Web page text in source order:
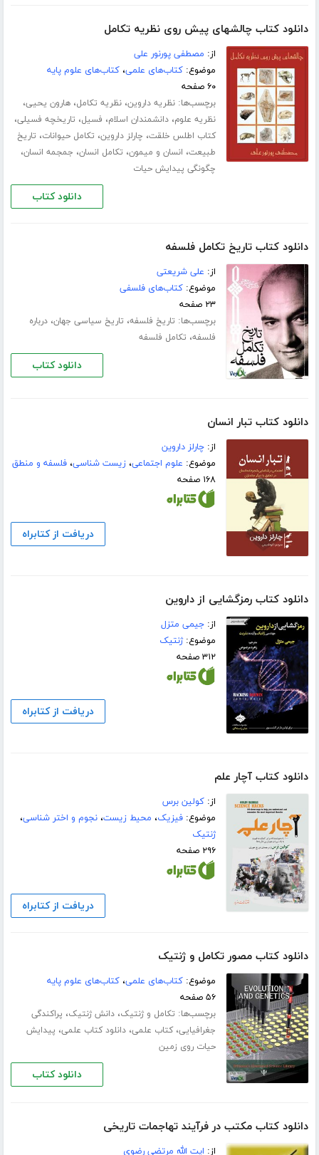
دانلود کتاب چالشهای پیش روی نظریه تکامل
از: مصطفی پورنور علی
موضوع:کتاب‌های علمی،کتاب‌های علوم پایه
۶۰ صفحه
برچسب‌ها:نظریه داروین،نظریه تکامل،هارون یحیی،
نظریه علوم،دانشمندان اسلام، فسیل، تاریخچه فسیلی،
کتاب اطلس خلقت، چارلز داروین، تکامل حیوانات، تاریخ
طبیعت، انسان و میمون، تکامل انسان، جمجمه انسان،
چگونگی پیدایش حیات
دانلود کتاب
دانلود کتاب تاریخ تکامل فلسفه
از: علی شریعتی
موضوع:کتاب‌های فلسفی
۲۳ صفحه
برچسب‌ها: تاریخ فلسفه، تاریخ سیاسی جهان،درباره
فلسفه، تکامل فلسفه
دانلود کتاب
دانلود کتاب تبار انسان
از:چارلز داروین
موضوع: علوم اجتماعی،زیست شناسی،فلسفه و منطق
۱۶۸ صفحه
دریافت از کتابراه
دانلود کتاب رمزگشایی از داروین
از:جیمی متزل
موضوع:ژنتیک
۳۱۲ صفحه
دریافت از کتابراه
دانلود کتاب آچار علم
از:کولین برس
موضوع:فیزیک، محیط زیست،نجوم و اختر شناسی،
ژنتیک
۲۹۶ صفحه
دریافت از کتابراه
دانلود کتاب مصور تکامل و ژنتیک
موضوع:کتاب‌های علمی،کتاب‌های علوم پایه
۵۶ صفحه
برچسب‌ها: تکامل و ژنتیک،دانش ژنتیک، پراکندگی
جغرافیایی،کتاب علمی،دانلود کتاب علمی، پیدایش
حیات روی زمین
دانلود کتاب
دانلود کتاب مکتب در فرآیند تهاجمات تاریخی
از: ایت الله مرتضی رضوی